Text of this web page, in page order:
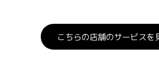
こちらの店舗のサービスを